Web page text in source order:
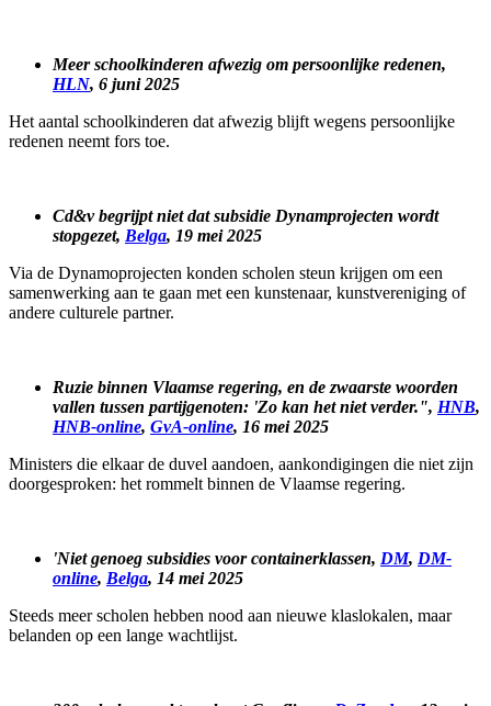
Meer schoolkinderen afwezig om persoonlijke redenen,
HLN, 6 juni 2025
Het aantal schoolkinderen dat afwezig blijft wegens persoonlijke
redenen neemt fors toe.
Cd&v begrijpt niet dat subsidie Dynamprojecten wordt
stopgezet, Belga, 19 mei 2025
Via de Dynamoprojecten konden scholen steun krijgen om een
samenwerking aan te gaan met een kunstenaar, kunstvereniging of
andere culturele partner.
Ruzie binnen Vlaamse regering, en de zwaarste woorden
vallen tussen partijgenoten: 'Zo kan het niet verder.", HNB,
HNB-online, GvA-online, 16 mei 2025
Ministers die elkaar de duvel aandoen, aankondigingen die niet zijn
doorgesproken: het rommelt binnen de Vlaamse regering.
'Niet genoeg subsidies voor containerklassen, DM, DM-
online, Belga, 14 mei 2025
Steeds meer scholen hebben nood aan nieuwe klaslokalen, maar
belanden op een lange wachtlijst.